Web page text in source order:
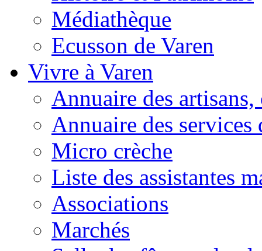
Médiathèque
Ecusson de Varen
Vivre à Varen
Annuaire des
Annuaire des services
Micro crèche
Liste des assistantes
Associations
Marchés